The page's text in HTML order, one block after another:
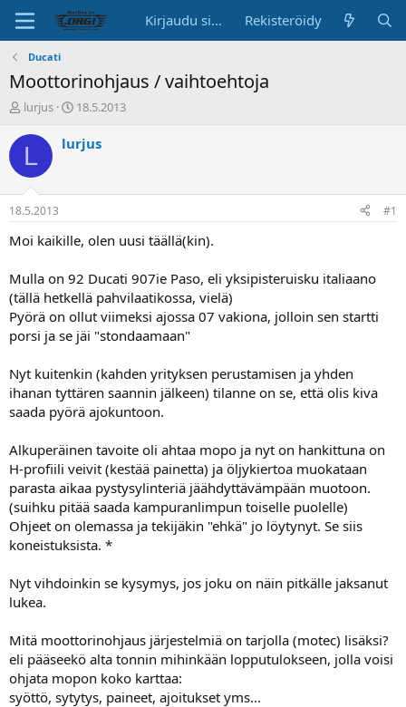
Kirjaudu sisään Rekisteröidy
Ducati
Moottorinohjaus / vaihtoehtoja
K
s
s
t
e
l
a
l
o
i
a
j
a
lurjus
A
o
p
ä
ä
18.5.2013
L lurjus
18.5.2013 #1
Moi kaikille, olen uusi täällä(kin).
Mulla on 92 Ducati 907ie Paso, eli yksipisteruisku italiaano
(tällä hetkellä pahvilaatikossa, vielä)
Pyörä on ollut viimeksi ajossa 07 vakiona, jolloin sen startti
porsi ja se jäi "stondaamaan"
Nyt kuitenkin (kahden yrityksen perustamisen ja yhden
ihanan tyttären saannin jälkeen) tilanne on se, että olis kiva
saada pyörä ajokuntoon.
Alkuperäinen tavoite oli ahtaa mopo ja nyt on hankittuna on
H-profiili veivit (kestää painetta) ja öljykiertoa muokataan
parasta aikaa pystysylinteriä jäähdyttävämpään muotoon.
(suihku pitää saada kampuranlimpun toiselle puolelle)
Ohjeet on olemassa ja tekijäkin "ehkä" jo löytynyt. Se siis
koneistuksista. *
Nyt vihdoinkin se kysymys, jos joku on näin pitkälle jaksanut
lukea.
Mitä moottorinohjaus järjestelmiä on tarjolla (motec) lisäksi?
eli pääseekö alta tonnin mihinkään lopputulokseen, jolla voisi
ohjata mopon koko karttaa:
syöttö, sytytys, paineet, ajoitukset yms...